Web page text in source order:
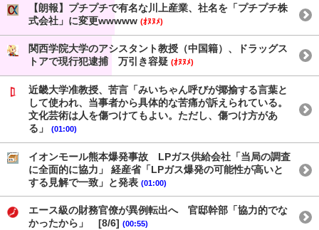
【朗報】プチプチで有名な川上産業、社名を「プチプチ株
式会社」に変更wwwww (ｵﾇﾇﾒ)
関西学院大学のアシスタント教授（中国籍）、ドラッグス
トアで現行犯逮捕 万引き容疑 (ｵﾇﾇﾒ)
近畿大学准教授、苦言「みいちゃん呼びが揶揄する言葉と
して使われ、当事者から具体的な苦痛が訴えられている。
文化芸術は人を傷つけてもよい。ただし、傷つけ方があ
る」
(01:00)
イオンモール熊本爆発事故 LPガス供給会社「当局の調査
に全面的に協力」 経産省「LPガス爆発の可能性が高いと
する見解で一致」と発表 (01:00)
エース級の財務官僚が異例転出へ 官邸幹部「協力的でな
かったから」 [8/6] (00:55)